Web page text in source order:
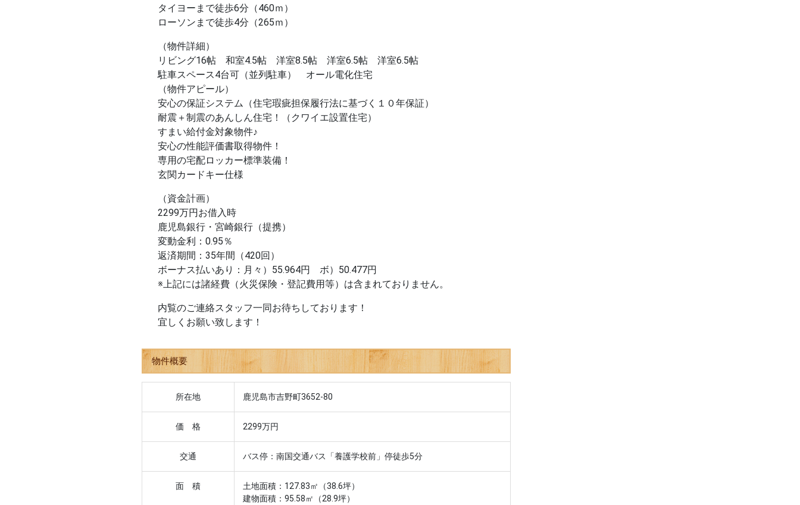
タイヨーまで徒歩6分（460ｍ）
ローソンまで徒歩4分（265ｍ）
（物件詳細）
リビング16帖 和室4.5帖 洋室8.5帖 洋室6.5帖 洋室6.5帖
駐車スペース4台可（並列駐車） オール電化住宅
（物件アピール）
安心の保証システム（住宅瑕疵担保履行法に基づく１０年保証）
耐震＋制震のあんしん住宅！（クワイエ設置住宅）
すまい給付金対象物件♪
安心の性能評価書取得物件！
専用の宅配ロッカー標準装備！
玄関カードキー仕様
（資金計画）
2299万円お借入時
鹿児島銀行・宮崎銀行（提携）
変動金利：0.95％
返済期間：35年間（420回）
ボーナス払いあり：月々）55.964円 ボ）50.477円
※上記には諸経費（火災保険・登記費用等）は含まれておりません。
内覧のご連絡スタッフ一同お待ちしております！
宜しくお願い致します！
物件概要
所在地 鹿児島市吉野町3652-80
価 格 2299万円
交通 バス停：南国交通バス「養護学校前」停徒歩5分
面 積
土地面積：127.83㎡（38.6坪）
建物面積：95.58㎡（28.9坪）